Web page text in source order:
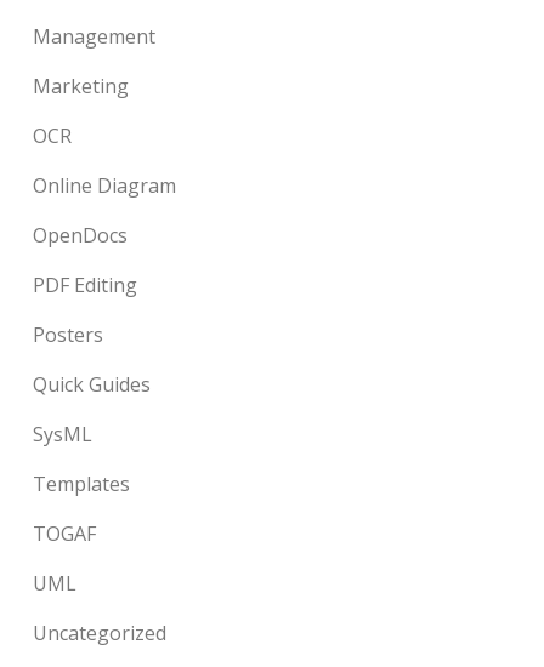
Management
Marketing
OCR
Online Diagram
OpenDocs
PDF Editing
Posters
Quick Guides
SysML
Templates
TOGAF
UML
Uncategorized